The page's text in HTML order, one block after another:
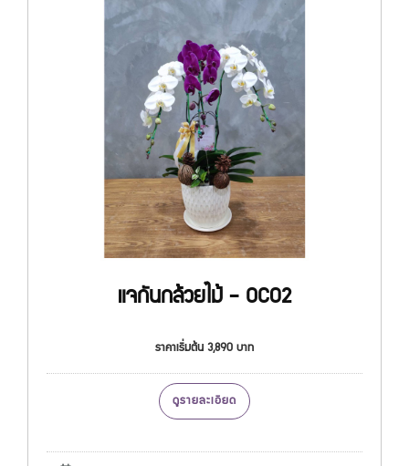
แจกันกล้วยไม้ - OC02
ราคาเริ่มต้น 3,890 บาท
ดูรายละเอียด